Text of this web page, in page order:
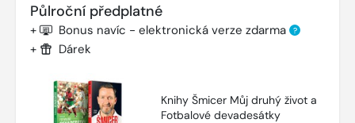
Půlroční předplatné
+ Bonus navíc - elektronická verze zdarma ?
+ Dárek
Knihy Šmicer Můj druhý život a
Fotbalové devadesátky